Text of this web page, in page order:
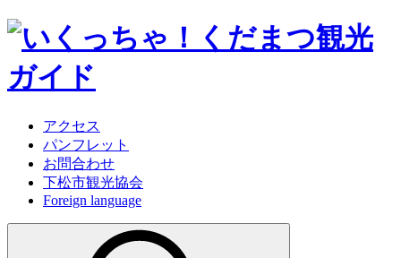
アクセス
パンフレット
お問合わせ
下松市観光協会
Foreign language